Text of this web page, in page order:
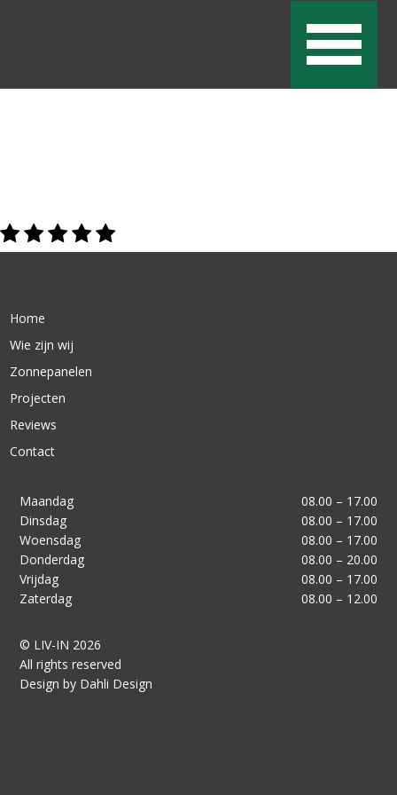
Home
Wie zijn wij
Zonnepanelen
Projecten
Reviews
Contact
Maandag
08.00 – 17.00
Dinsdag
08.00 – 17.00
Woensdag
08.00 – 17.00
Donderdag
08.00 – 20.00
Vrijdag
08.00 – 17.00
Zaterdag
08.00 – 12.00
© LIV-IN 2026
All rights reserved
Design by Dahli Design